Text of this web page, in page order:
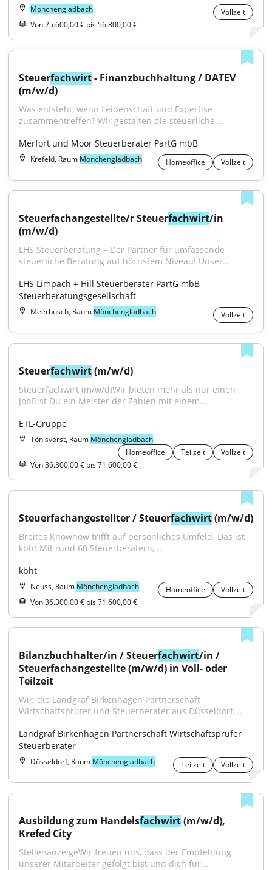
Mönchengladbach
Vollzeit
Von 25.600,00 € bis 56.800,00 €
Steuerfachwirt - Finanzbuchhaltung / DATEV
(m/w/d)
Was entsteht, wenn Leidenschaft und Expertise
zusammentreffen? Wir gestalten die steuerliche...
Merfort und Moor Steuerberater PartG mbB
Krefeld, Raum Mönchengladbach Homeoffice Vollzeit
Steuerfachangestellte/r Steuerfachwirt/in
(m/w/d)
LHS Steuerberatung – Der Partner für umfassende
steuerliche Beratung auf höchstem Niveau! Unser...
LHS Limpach + Hill Steuerberater PartG mbB
Steuerberatungsgesellschaft
Meerbusch, Raum Mönchengladbach Vollzeit
Steuerfachwirt (m/w/d)
Steuerfachwirt (m/w/d)Wir bieten mehr als nur einen
JobBist Du ein Meister der Zahlen mit einem...
ETL-Gruppe
Tönisvorst, Raum Mönchengladbach
Homeoffice
Teilzeit
Vollzeit
Von 36.300,00 € bis 71.600,00 €
Steuerfachangestellter / Steuerfachwirt (m/w/d)
Breites Knowhow trifft auf persönliches Umfeld. Das ist
kbht.Mit rund 60 Steuerberatern,...
kbht
Neuss, Raum Mönchengladbach Homeoffice
Vollzeit
Von 36.300,00 € bis 71.600,00 €
Bilanzbuchhalter/in / Steuerfachwirt/in /
Steuerfachangestellte (m/w/d) in Voll- oder
Teilzeit
﻿Wir, die Landgraf Birkenhagen Partnerschaft
Wirtschaftsprüfer und Steuerberater aus Düsseldorf,...
Landgraf Birkenhagen Partnerschaft Wirtschaftsprüfer
Steuerberater
Düsseldorf, Raum Mönchengladbach Teilzeit Vollzeit
Ausbildung zum Handelsfachwirt (m/w/d),
Krefed City
StellenanzeigeWir freuen uns, dass der Empfehlung
unserer Mitarbeiter gefolgt bist und dich für...